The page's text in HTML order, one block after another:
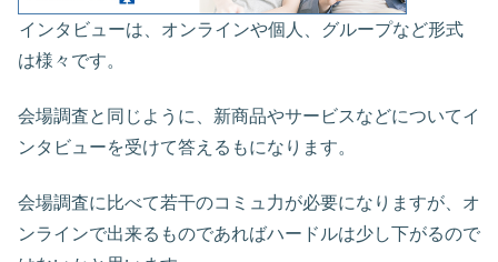
インタビューは、オンラインや個人、グループなど形式
は様々です。
会場調査と同じように、新商品やサービスなどについてイ
ンタビューを受けて答えるもになります。
会場調査に比べて若干のコミュ力が必要になりますが、オ
ンラインで出来るものであればハードルは少し下がるので